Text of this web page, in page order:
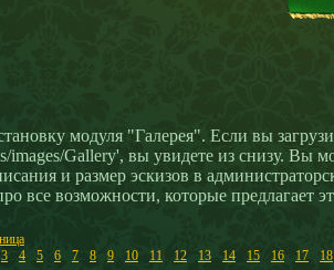
модуля "Галерея". Если вы
images/Gallery', вы увидете из снизу. Вы
и размер эскизов в
все возможности, которые предлагает
3 4 5 6 7 8 9 10 11 12 13 14 15 16 17 18